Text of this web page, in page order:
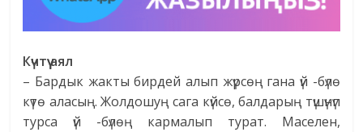
Күчтүү аял
– Бардык жакты бирдей алып жүрсөң гана үй -бүлө
күтө аласың. Жолдошуң сага күйсө, балдарың түшүнүп
турса үй -бүлөң кармалып турат. Маселен,